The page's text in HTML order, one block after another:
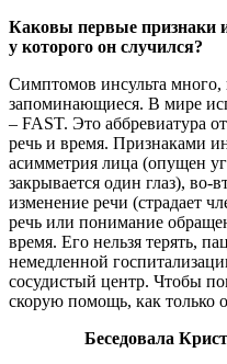
Каковы первые признаки
у которого он случился?
Симптомов инсульта много,
запоминающиеся. В мире
– FAST. Это аббревиатура
речь и время. Признаками
асимметрия лица (опущен
закрывается один глаз), во-
изменение речи (страдает
речь или понимание
время. Его нельзя терять,
немедленной
сосудистый центр. Чтобы
скорую помощь, как только
Беседовала